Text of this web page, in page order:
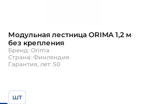
Модульная лестница ORIMA 1,2 м
без крепления
Бренд: Orima
Страна: Финляндия
Гарантия, лет: 50
шт